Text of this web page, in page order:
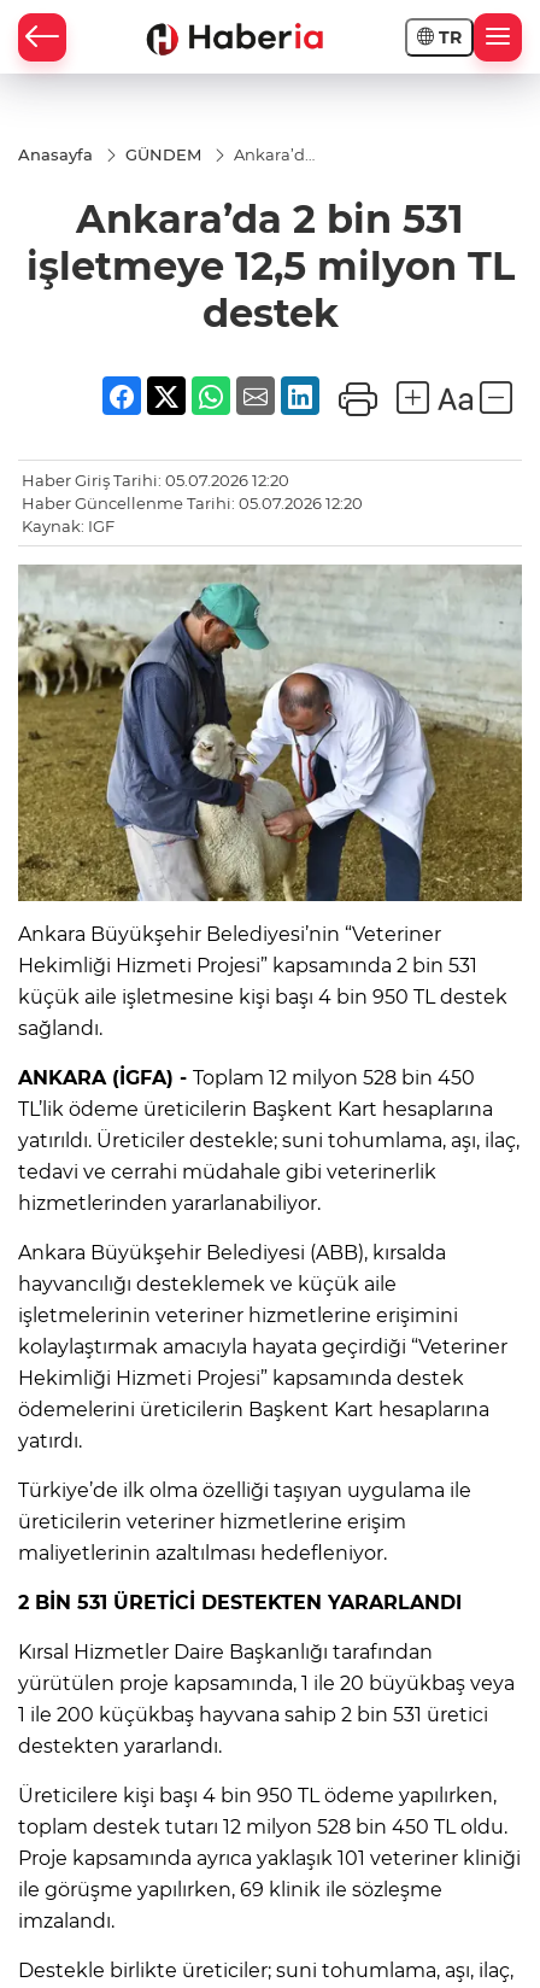
TR
Anasayfa GÜNDEM
Ankara’da
12,5
milyon TL
destek
Ankara’da 2 bin 531
işletmeye 12,5 milyon TL
destek
Haber Giriş Tarihi: 05.07.2026 12:20
Haber Güncellenme Tarihi: 05.07.2026 12:20
Kaynak: IGF
Ankara Büyükşehir Belediyesi’nin “Veteriner
Hekimliği Hizmeti Projesi” kapsamında 2 bin 531
küçük aile işletmesine kişi başı 4 bin 950 TL destek
sağlandı.
ANKARA (İGFA) - Toplam 12 milyon 528 bin 450
TL’lik ödeme üreticilerin Başkent Kart hesaplarına
yatırıldı. Üreticiler destekle; suni tohumlama, aşı, ilaç,
tedavi ve cerrahi müdahale gibi veterinerlik
hizmetlerinden yararlanabiliyor.
Ankara Büyükşehir Belediyesi (ABB), kırsalda
hayvancılığı desteklemek ve küçük aile
işletmelerinin veteriner hizmetlerine erişimini
kolaylaştırmak amacıyla hayata geçirdiği “Veteriner
Hekimliği Hizmeti Projesi” kapsamında destek
ödemelerini üreticilerin Başkent Kart hesaplarına
yatırdı.
Türkiye’de ilk olma özelliği taşıyan uygulama ile
üreticilerin veteriner hizmetlerine erişim
maliyetlerinin azaltılması hedefleniyor.
2 BİN 531 ÜRETİCİ DESTEKTEN YARARLANDI
Kırsal Hizmetler Daire Başkanlığı tarafından
yürütülen proje kapsamında, 1 ile 20 büyükbaş veya
1 ile 200 küçükbaş hayvana sahip 2 bin 531 üretici
destekten yararlandı.
Üreticilere kişi başı 4 bin 950 TL ödeme yapılırken,
toplam destek tutarı 12 milyon 528 bin 450 TL oldu.
Proje kapsamında ayrıca yaklaşık 101 veteriner kliniği
ile görüşme yapılırken, 69 klinik ile sözleşme
imzalandı.
Destekle birlikte üreticiler; suni tohumlama, aşı, ilaç,